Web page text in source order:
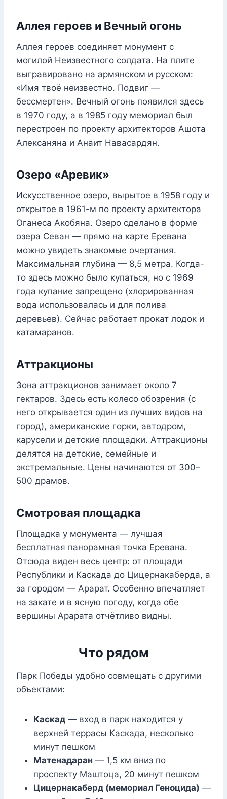
Аллея героев и Вечный огонь
Аллея героев соединяет монумент с
могилой Неизвестного солдата. На плите
выгравировано на армянском и русском:
«Имя твоё неизвестно. Подвиг —
бессмертен». Вечный огонь появился здесь
в 1970 году, а в 1985 году мемориал был
перестроен по проекту архитекторов Ашота
Алексаняна и Анаит Навасардян.
Озеро «Аревик»
Искусственное озеро, вырытое в 1958 году и
открытое в 1961-м по проекту архитектора
Оганеса Акобяна. Озеро сделано в форме
озера Севан — прямо на карте Еревана
можно увидеть знакомые очертания.
Максимальная глубина — 8,5 метра. Когда-
то здесь можно было купаться, но с 1969
года купание запрещено (хлорированная
вода использовалась и для полива
деревьев). Сейчас работает прокат лодок и
катамаранов.
Аттракционы
Зона аттракционов занимает около 7
гектаров. Здесь есть колесо обозрения (с
него открывается один из лучших видов на
город), американские горки, автодром,
карусели и детские площадки. Аттракционы
делятся на детские, семейные и
экстремальные. Цены начинаются от 300–
500 драмов.
Смотровая площадка
Площадка у монумента — лучшая
бесплатная панорамная точка Еревана.
Отсюда виден весь центр: от площади
Республики и Каскада до Цицернакаберда, а
за городом — Арарат. Особенно впечатляет
на закате и в ясную погоду, когда обе
вершины Арарата отчётливо видны.
Что рядом
Парк Победы удобно совмещать с другими
объектами:
Каскад — вход в парк находится у
верхней террасы Каскада, несколько
минут пешком
Матенадаран — 1,5 км вниз по
проспекту Маштоца, 20 минут пешком
Цицернакаберд (мемориал Геноцида) —